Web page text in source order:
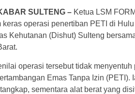
SULTENG – Ketua LSM
keras operasi penertiban PETI di
Kehutanan (Dishut) Sulteng
operasi tersebut tidak
Emas Tanpa Izin (PETI).
sementara alat berat yang